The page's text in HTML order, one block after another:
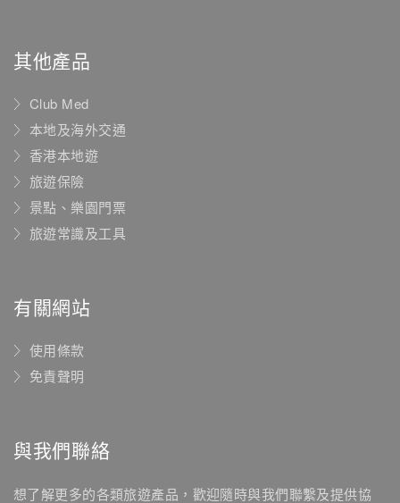
其他產品
Club Med
本地及海外交通
香港本地遊
旅遊保險
景點、樂園門票
旅遊常識及工具
有關網站
使用條款
免責聲明
與我們聯絡
想了解更多的各類旅遊產品，歡迎隨時與我們聯繫及提供協